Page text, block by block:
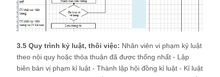
3.5 Quy trình kỷ luật, thôi việc: Nhân viên vi phạm kỷ luật
theo nội quy hoặc thỏa thuận đã được thống nhất - Lập
biên bản vị phạm kỉ luật - Thành lập hội đồng kỉ luật - Kỉ luật